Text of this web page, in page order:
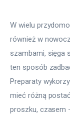
Więcej
W wielu
również w
szambami, sięga
ten sposób
Preparaty
mieć różną
proszku, czasem